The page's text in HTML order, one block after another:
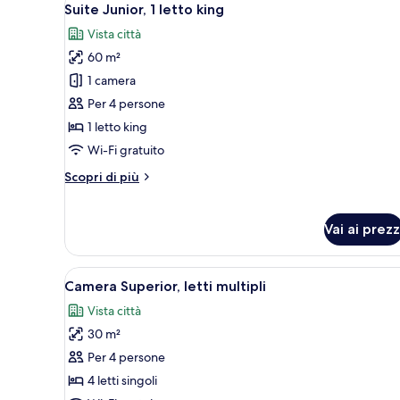
letto
tutte
le
foto
per
Suite
Junior,
1
king
5
Suite Junior, 1 letto king
Vista città
60 m²
1 camera
Per 4 persone
1 letto king
Wi-Fi gratuito
Scopri di più
Altri
letto
king
Vai ai
Apri
tutte
le
foto
per
Camera
Una camera d'albergo con
5
Camera Superior, letti multipli
Vista città
30 m²
Per 4 persone
4 letti singoli